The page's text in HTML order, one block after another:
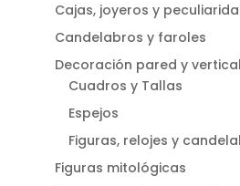
Cajas, joyeros y
Candelabros y faroles
Decoración pared y vertical
Cuadros y Tallas
Espejos
Figuras, relojes y
Figuras mitológicas